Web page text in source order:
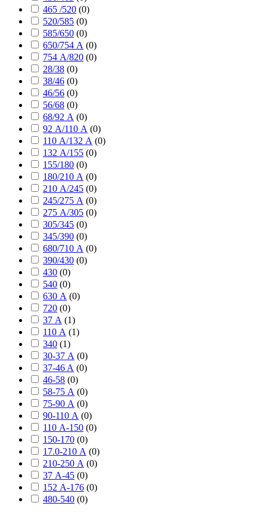
465 /520 (0)
520/585 (0)
585/650 (0)
650/754 А (0)
754 А/820 (0)
28/38 (0)
38/46 (0)
46/56 (0)
56/68 (0)
68/92 А (0)
92 А/110 А (0)
110 А/132 А (0)
132 А/155 (0)
155/180 (0)
180/210 А (0)
210 А/245 (0)
245/275 А (0)
275 А/305 (0)
305/345 (0)
345/390 (0)
680/710 А (0)
390/430 (0)
430 (0)
540 (0)
630 А (0)
720 (0)
37 А (1)
110 А (1)
340 (1)
30-37 А (0)
37-46 A (0)
46-58 (0)
58-75 А (0)
75-90 А (0)
90-110 А (0)
110 А-150 (0)
150-170 (0)
17.0-210 А (0)
210-250 А (0)
37 А-45 (0)
152 А-176 (0)
480-540 (0)